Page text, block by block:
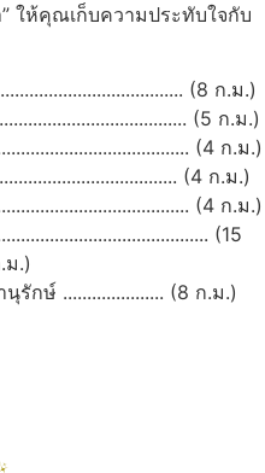
ให้คุณเก็บความประทับใจกับ
(8 ก.ม.)
(5 ก.ม.)
(4 ก.ม.)
(4 ก.ม.)
(4 ก.ม.)
(15
ม.)
กษ์ ..................... (8 ก.ม.)